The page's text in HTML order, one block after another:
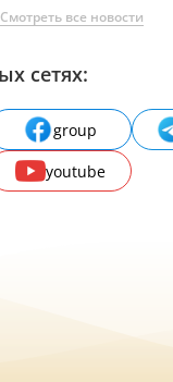
Смотреть все новости
сетях:
group
youtube